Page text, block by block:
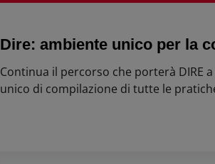
Dire: ambiente unico per la
Continua il percorso che porterà DIRE
unico di compilazione di tutte le